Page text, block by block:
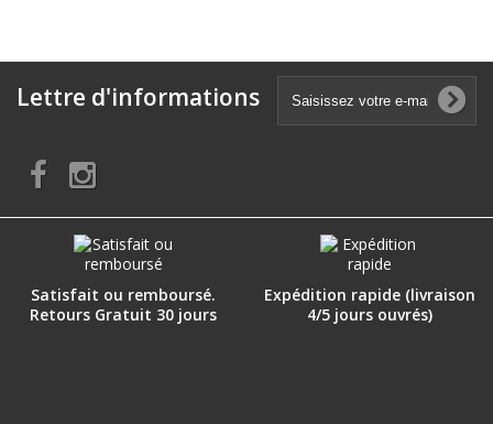
Lettre d'informations
Satisfait ou remboursé.
Retours Gratuit 30 jours
Expédition rapide (livraison
4/5 jours ouvrés)